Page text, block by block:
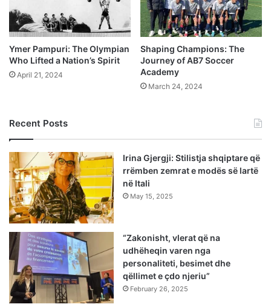
Ymer Pampuri: The Olympian
Who Lifted a Nation’s Spirit
April 21, 2024
Shaping Champions: The
Journey of AB7 Soccer
Academy
March 24, 2024
Recent Posts
Irina Gjergji: Stilistja shqiptare që
rrëmben zemrat e modës së lartë
në Itali
May 15, 2025
“Zakonisht, vlerat që na
udhëheqin varen nga
personaliteti, besimet dhe
qëllimet e çdo njeriu”
February 26, 2025